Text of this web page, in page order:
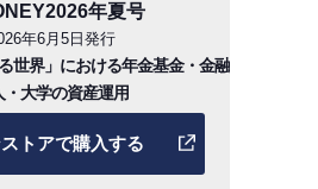
年夏号
年6月5日発行
世界」における年金基金・金融
・大学の資産運用
トアで購入する